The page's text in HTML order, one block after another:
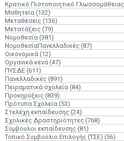
Κρατικό Πιστοποιητικό Γλωσσομάθειας
Μαθητεία (132)
Μεταθέσεις (136)
Μετατάξεις (79)
Νομοθεσία (381)
ΝομοθεσίαΠανελλαδικές (87)
Οικονομικά (12)
Οργανικά κενά (47)
ΠΥΣΔΕ (611)
Πανελλαδικές (891)
Πειραματικά σχολεία (84)
Προκηρύξεις (839)
Πρότυπα Σχολεία (53)
Στελέχη εκπαίδευσης (24)
Σχολικές Δραστηριότητες (768)
Σύμβουλοι εκπαίδευσης (81)
Τοπικό Συμβούλιο Επιλογής (ΤΣΕ) (56)